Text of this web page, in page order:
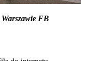
FB